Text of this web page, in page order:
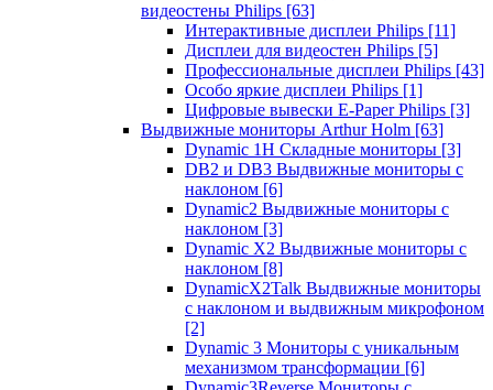
видеостены Philips [63]
Интерактивные дисплеи Philips [11]
Дисплеи для видеостен Philips [5]
Профессиональные дисплеи Philips [43]
Особо яркие дисплеи Philips [1]
Цифровые вывески E-Paper Philips [3]
Выдвижные мониторы Arthur Holm [63]
Dynamic 1Н Складные мониторы [3]
DB2 и DB3 Выдвижные мониторы с
наклоном [6]
Dynamic2 Выдвижные мониторы с
наклоном [3]
Dynamic X2 Выдвижные мониторы с
наклоном [8]
DynamicX2Talk Выдвижные мониторы
с наклоном и выдвижным микрофоном
[2]
Dynamic 3 Мониторы с уникальным
механизмом трансформации [6]